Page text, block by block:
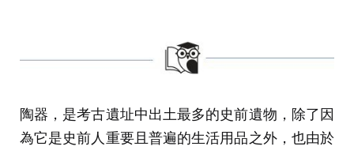
陶器，是考古遺址中出土最多的史前遺物，除了因
為它是史前人重要且普遍的生活用品之外，也由於